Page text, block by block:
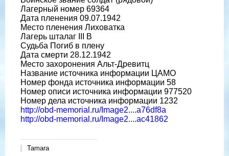
Лагерный номер 69364
Дата пленения 09.07.1942
Место пленения Лиховатка
Лагерь шталаг III B
Судьба Погиб в плену
Дата смерти 28.12.1942
Место захоронения Альт-Древитц
Название источника информации ЦАМО
Номер фонда источника информации 58
Номер описи источника информации 977520
Номер дела источника информации 1232
http://obd-memorial.ru/Image2....a76df8a
http://obd-memorial.ru/Image2....ac41862
Tamara